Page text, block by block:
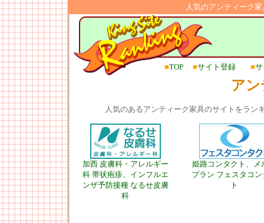
人気のアンティーク
■TOP ■サイト登録 ■
ア
人気のあるアンティーク家具のサイトをラン
加西 皮膚科・アレルギー
科 帯状疱疹、インフルエ
ンザ予防接種 なるせ皮膚
科
姫路コンタクト、メ
プラン フェスタコン
ト